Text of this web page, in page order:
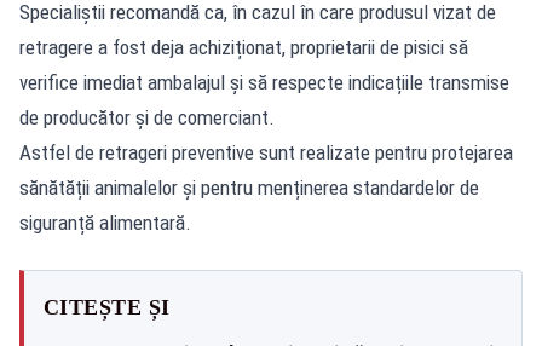
Specialiștii recomandă ca, în cazul în care produsul vizat de
retragere a fost deja achiziționat, proprietarii de pisici să
verifice imediat ambalajul și să respecte indicațiile transmise
de producător și de comerciant.
Astfel de retrageri preventive sunt realizate pentru protejarea
sănătății animalelor și pentru menținerea standardelor de
siguranță alimentară.
CITEȘTE ȘI